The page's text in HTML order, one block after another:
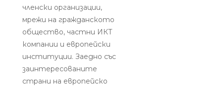
членски организации,
мрежи на гражданското
общество, частни ИКТ
компании и европейски
институции. Заедно със
заинтересованите
страни на европейско